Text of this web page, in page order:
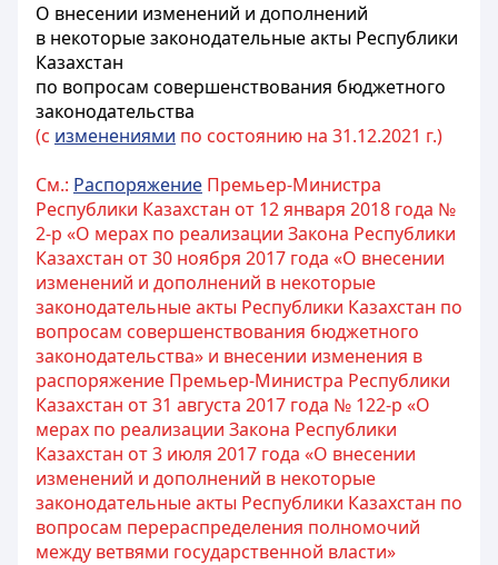
О внесении изменений и дополнений
в некоторые законодательные акты Республики
Казахстан
по вопросам совершенствования бюджетного
законодательства
(с изменениями по состоянию на 31.12.2021 г.)
См.: Распоряжение Премьер-Министра
Республики Казахстан от 12 января 2018 года №
2-р «О мерах по реализации Закона Республики
Казахстан от 30 ноября 2017 года «О внесении
изменений и дополнений в некоторые
законодательные акты Республики Казахстан по
вопросам совершенствования бюджетного
законодательства» и внесении изменения в
распоряжение Премьер-Министра Республики
Казахстан от 31 августа 2017 года № 122-р «О
мерах по реализации Закона Республики
Казахстан от 3 июля 2017 года «О внесении
изменений и дополнений в некоторые
законодательные акты Республики Казахстан по
вопросам перераспределения полномочий
между ветвями государственной власти»